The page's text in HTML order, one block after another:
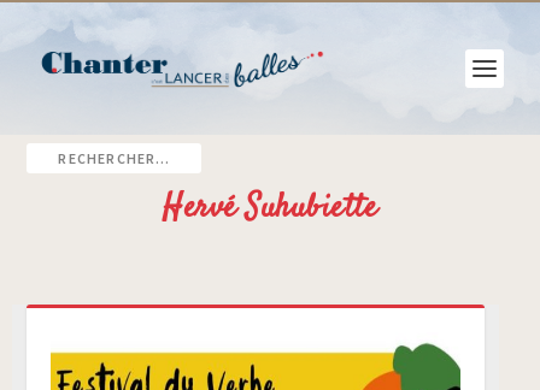
Hervé Suhubiette